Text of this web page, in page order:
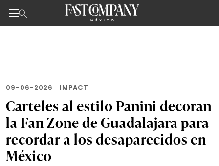
09-06-2026 | IMPACT
Carteles al estilo Panini decoran
la Fan Zone de Guadalajara para
recordar a los desaparecidos en
México